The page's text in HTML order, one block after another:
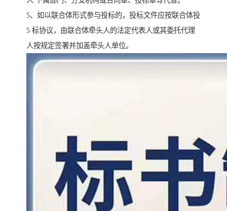
5、如以联合体形式参与投标的，投标文件应按联合体投
5 标协议，由联合体牵头人的法定代表人或其委托代理
人按规定签署并加盖牵头人单位。